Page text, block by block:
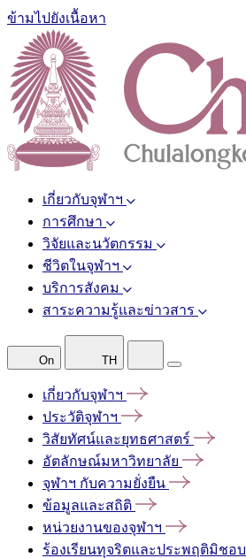
ข้ามไปยังเนื้อหา
เกี่ยวกับจุฬาฯ
การศึกษา
วิจัยและนวัตกรรม
ชีวิตในจุฬาฯ
บริการสังคม
สาระความรู้และข่าวสาร
On TH
เกี่ยวกับจุฬาฯ
ประวัติจุฬาฯ
วิสัยทัศน์และยุทธศาสตร์
อัตลักษณ์มหาวิทยาลัย
จุฬาฯ กับความยั่งยืน
ข้อมูลและสถิติ
หน่วยงานของจุฬาฯ
ร้องเรียนทุจริตและประพฤติมิชอบ